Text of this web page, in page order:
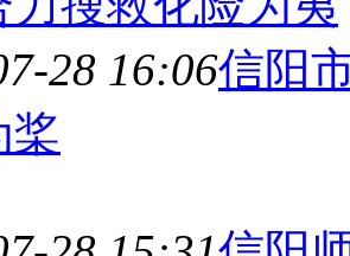
28 16:06信阳
桨